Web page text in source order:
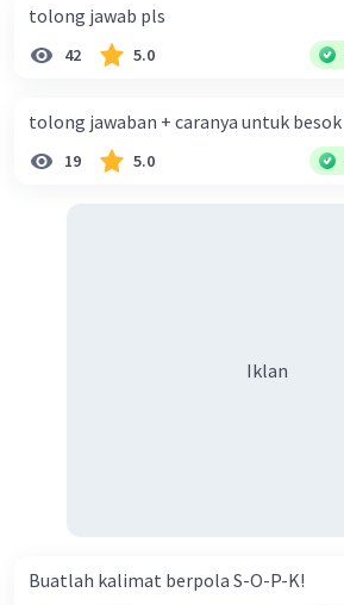
tolong jawab pls
42 5.0
tolong jawaban + caranya untuk besok
19 5.0
Iklan
Buatlah kalimat berpola S-O-P-K!